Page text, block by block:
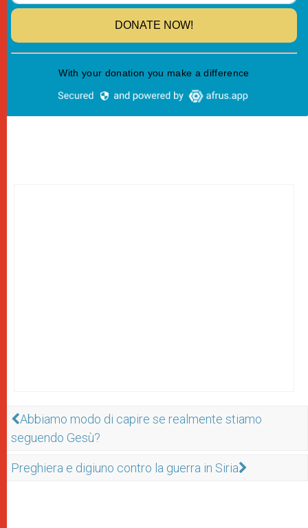
Abbiamo modo di capire se realmente stiamo
seguendo Gesù?
Preghiera e digiuno contro la guerra in Siria